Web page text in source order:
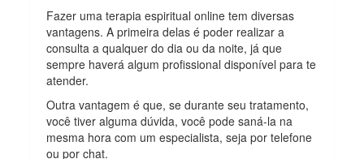
Fazer uma terapia espiritual online tem diversas
vantagens. A primeira delas é poder realizar a
consulta a qualquer do dia ou da noite, já que
sempre haverá algum profissional disponível para te
atender.
Outra vantagem é que, se durante seu tratamento,
você tiver alguma dúvida, você pode saná-la na
mesma hora com um especialista, seja por telefone
ou por chat.